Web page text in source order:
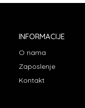
INFORMACIJE
O nama
Zaposlenje
Kontakt